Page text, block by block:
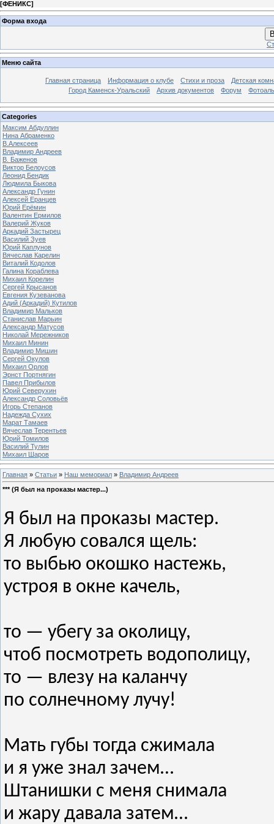
[ФЕНИКС]
Форма входа
Меню сайта
Главная страница Информация о клубе Стихи и проза
Детская
Город Каменск-Уральский
Архив документов Форум
Categories
Максим Абдуллин
Нина Абраменко
В.Алексеев
Владимир Андреев
В. Баженов
Виктор Белоусов
Леонид Бендик
Людмила Быкова
Александр Гунин
Алексей Еранцев
Юрий Ерёмин
Валентин Ермилов
Валерий Жуков
Аркадий Застырец
Василий Зуев
Юрий Каплунов
Вячеслав Карелин
Виталий Кодолов
Галина Кораблева
Михаил Корелин
Сергей Крысанов
Евгения Кузеванова
Адий (Аркадий) Кутилов
Владимир Мальков
Станислав Марьин
Александр Матусов
Николай Мережников
Михаил Минин
Владимир Мишин
Сергей Окулов
Михаил Орлов
Эрнст Портнягин
Павел Прибылов
Юрий Северухин
Александр Соловьёв
Игорь Степанов
Надежда Сухих
Марат Тамаев
Вячеслав Терентьев
Юрий Томилов
Василий Тулин
Михаил Шаров
Главная » Статьи » Наш мемориал » Владимир Андреев
*** (Я был на проказы мастер...)
Я был на проказы мастер.
Я любую совался щель:
то выбью окошко настежь,
устроя в окне качель,
то — убегу за околицу,
чтоб посмотреть водополицу,
то — влезу на каланчу
по солнечному лучу!
Мать губы тогда сжимала
и я уже знал зачем…
Штанишки с меня снимала
и жару давала затем…